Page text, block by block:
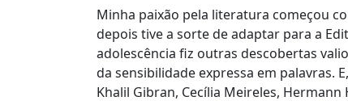
Minha paixão pela literatura começou
depois tive a sorte de adaptar para a
adolescência fiz outras descobertas
da sensibilidade expressa em
Khalil Gibran, Cecília Meireles,